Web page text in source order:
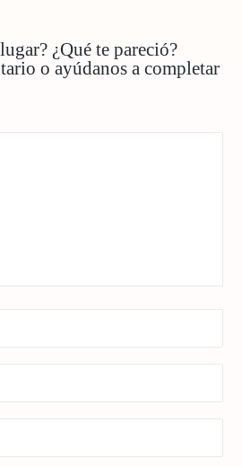
¿Qué te pareció?
o ayúdanos a completar